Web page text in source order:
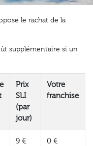
le rachat de la
supplémentaire si un
Prix
SLI
(par
jour)
Votre
franchise
9 € 0 €